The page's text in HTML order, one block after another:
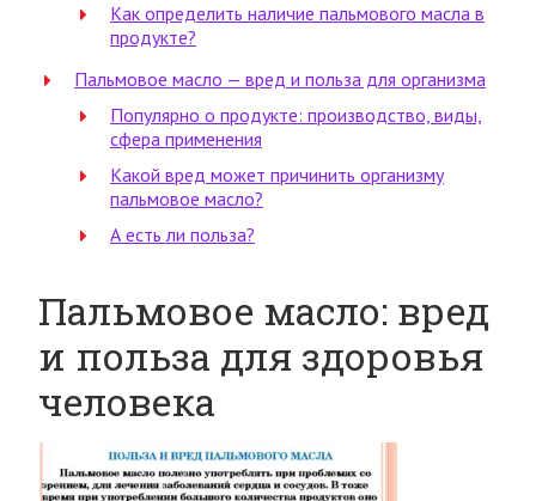
Как определить наличие пальмового масла в
продукте?
Пальмовое масло — вред и польза для организма
Популярно о продукте: производство, виды,
сфера применения
Какой вред может причинить организму
пальмовое масло?
А есть ли польза?
Пальмовое масло: вред
и польза для здоровья
человека